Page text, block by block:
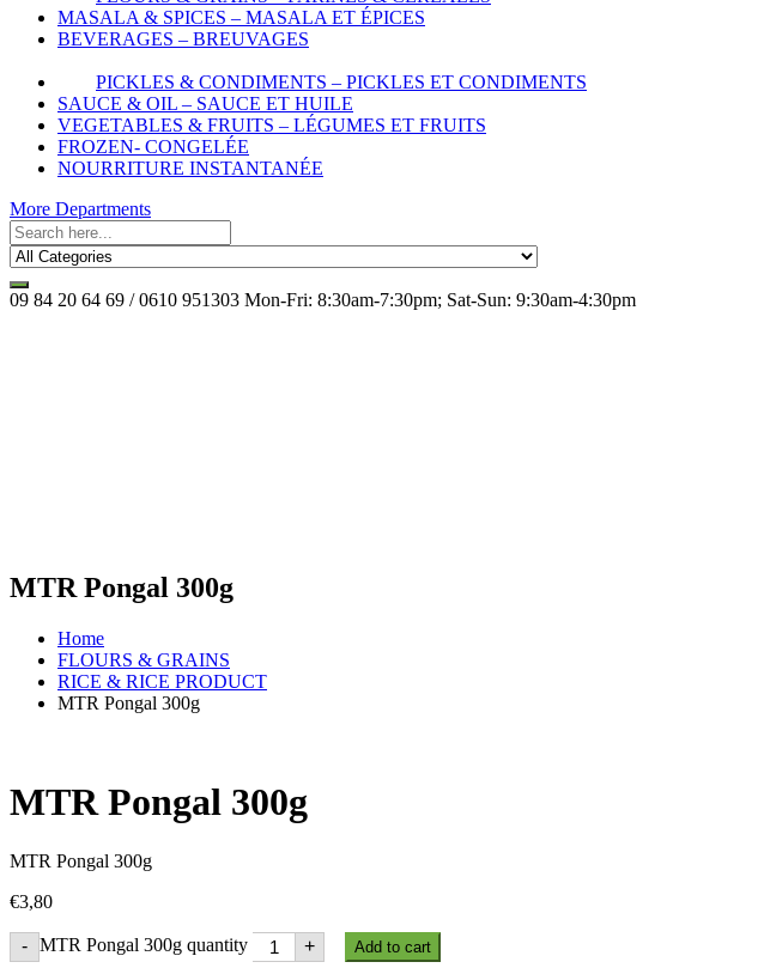
MASALA & SPICES – MASALA ET ÉPICES
BEVERAGES – BREUVAGES
PICKLES & CONDIMENTS – PICKLES ET CONDIMENTS
SAUCE & OIL – SAUCE ET HUILE
VEGETABLES & FRUITS – LÉGUMES ET FRUITS
FROZEN- CONGELÉE
NOURRITURE INSTANTANÉE
More Departments
09 84 20 64 69 / 0610 951303 Mon-Fri: 8:30am-7:30pm; Sat-Sun: 9:30am-4:30pm
MTR Pongal 300g
Home
FLOURS & GRAINS
RICE & RICE PRODUCT
MTR Pongal 300g
MTR Pongal 300g
MTR Pongal 300g
€3,80
- MTR Pongal 300g quantity + Add to cart